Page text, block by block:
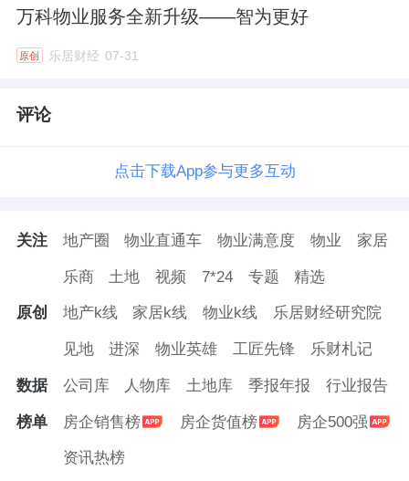
面对空前压力，李肖阳选择了“逆行”坚守。他
动，长廊当床，盒饭为食，24小时响应需求。
资；又是现场指挥官，确保保洁、消杀、维护
是团队的心理辅导员，特别是关心那些有高血
压等基础病的年长员工，亲自协助购药，用坚
定的信念鼓舞士气。
整整近两个月，李肖阳与团队以血肉之躯，筑
起一道特殊的服务保障线。他们众志
成城，克
服了恐惧、疲惫和人手短缺的重重困难，最终
万科物业服务全新升级——智为更好
原创 乐居财经 07-31
评论
点击下载App参与更多互动
关注 地产圈 物业直通车 物业满意度 物业 家居
乐商 土地 视频 7*24 专题 精选
原创 地产k线 家居k线 物业k线 乐居财经研究院
见地 进深 物业英雄 工匠先锋 乐财札记
数据 公司库 人物库 土地库 季报年报 行业报告
榜单 房企销售榜 房企货值榜 房企500强
资讯热榜